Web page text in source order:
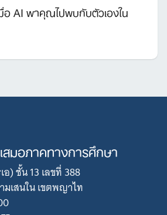
อ AI พาคุณไปพบกับตัวเองใน
มอภาคทางการศึกษา
อ) ชั้น 13 เลขที่ 388
เสนใน เขตพญาไท